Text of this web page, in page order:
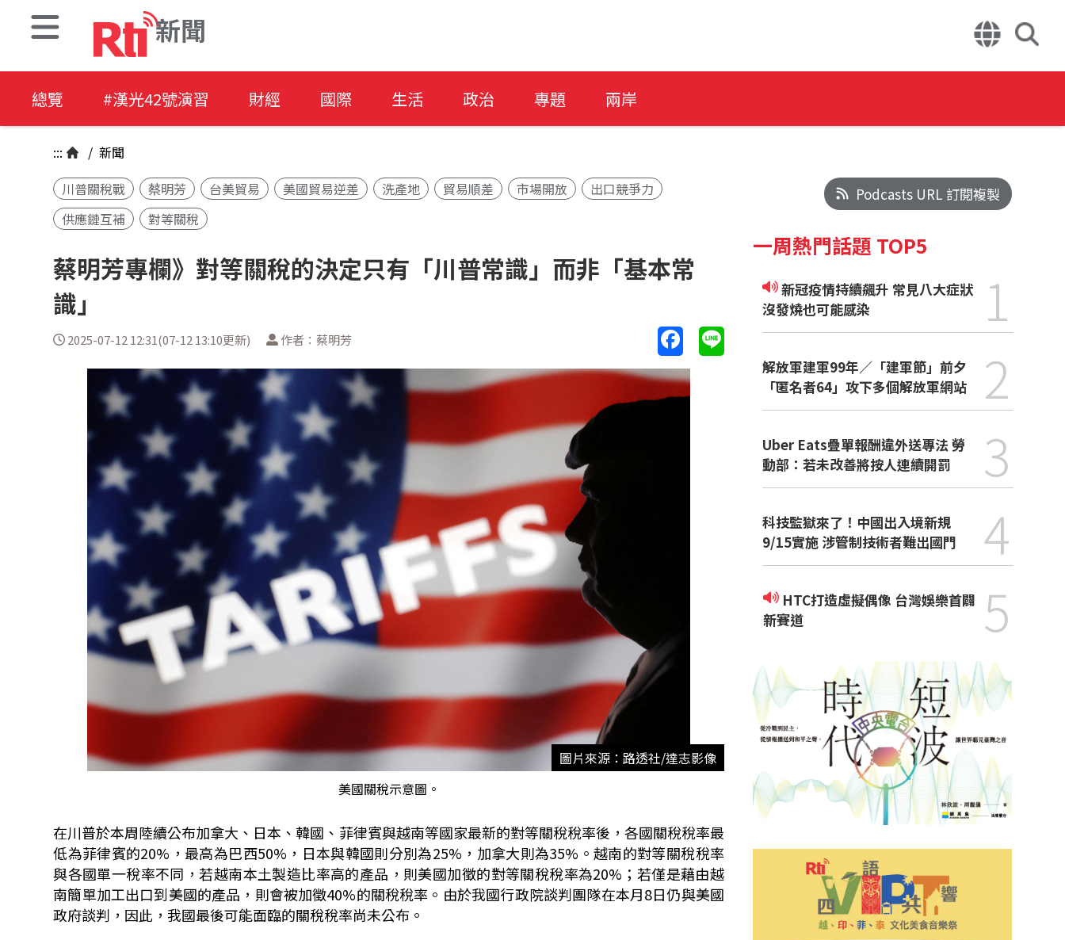
新聞
總覽 #漢光42號演習 財經 國際 生活 政治 專題 兩岸
::: / 新聞
川普關稅戰
蔡明芳 台美貿易 美國貿易逆差 洗產地 貿易順差 市場開放
出口競爭力
供應鏈互補
對等關稅
蔡明芳專欄》對等關稅的決定只有「川普常識」而非「基本常
識」
2025-07-12 12:31(07-12 13:10更新) 作者：蔡明芳
圖片來源：路透社/達志影像
美國關稅示意圖。
在川普於本周陸續公布加拿大、日本、韓國、菲律賓與越南等國家最新的對等關稅稅率後，各國關稅稅率最
低為菲律賓的20% ，最高為巴西50% ，日本與韓國則分別為25% ，加拿大則為35% 。越南的對等關稅稅率
與各國單一稅率不同，若越南本土製造比率高的產品，則美國加徵的對等關稅稅率為20% ；若僅是藉由越
南簡單加工出口到美國的產品，則會被加徵40%的關稅稅率。由於我國行政院談判團隊在本月8日仍與美國
政府談判，因此，我國最後可能面臨的關稅稅率尚未公布。
Podcasts URL 訂閱複製
一周熱門話題 TOP5
新冠疫情持續飆升 常見八大症狀
沒發燒也可能感染
1
解放軍建軍99年／「建軍節」前夕
「匿名者64」攻下多個解放軍網站
2
Uber Eats疊單報酬違外送專法 勞
動部：若未改善將按人連續開罰
3
科技監獄來了！中國出入境新規
9/15實施 涉管制技術者難出國門
4
新賽道
5